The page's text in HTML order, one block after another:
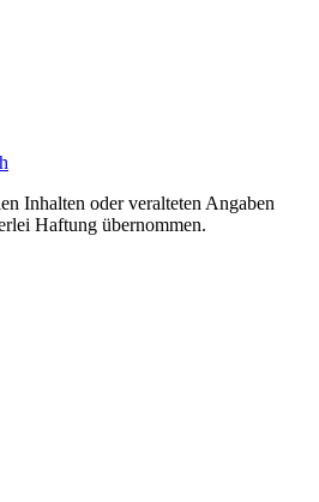
Inhalten oder veralteten Angaben
Haftung übernommen.